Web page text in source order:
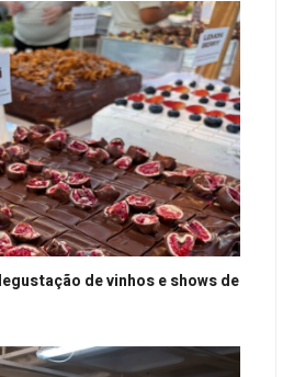
de vinhos e shows de